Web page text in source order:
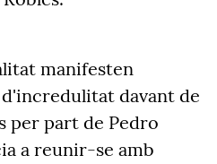
manifesten
davant de
per part de Pedro
a reunir-se amb